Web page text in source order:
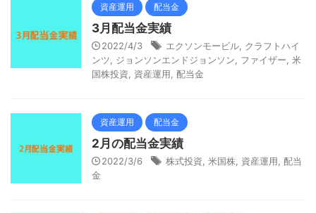
資産運用 配当金
3月配当金実績
2022/4/3 エクソンモービル クラフトハイ
ンツ
ジョンソンエンドジョンソン ファイザー 米
国株投資
資産運用 配当金
資産運用 配当金
2月の配当金実績
2022/3/6 株式投資 米国株 資産運用 配当
金